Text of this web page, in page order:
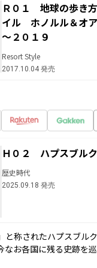
Ｒ０１ 地球の歩き
イル ホノルル＆オ
～２０１９
Resort Style
2017.10.04 発売
Ｈ０２ ハプスブル
歴史時代
2025.09.18 発売
と称されたハプスブル
なお各国に残る史跡を